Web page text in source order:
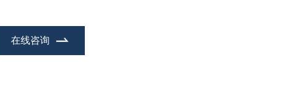
在线咨询